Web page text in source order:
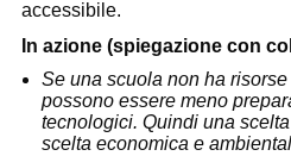
accessibile.
In azione (spiegazione con
Se una scuola non ha
possono essere meno
tecnologici. Quindi una
scelta economica e